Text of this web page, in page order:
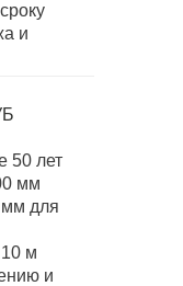
и
50 лет
мм
для
10 м
и